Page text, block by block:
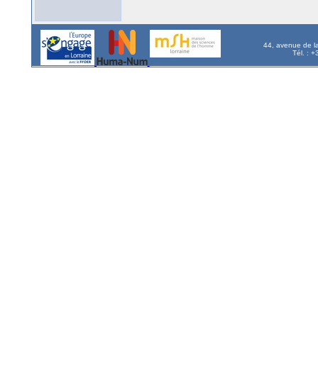
44, avenue de
Tél. :